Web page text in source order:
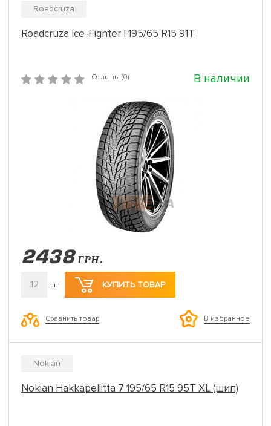
Roadcruza
Roadcruza Ice-Fighter I 195/65 R15 91T
Отзывы (0) В наличии
2438 ГРН.
12 шт КУПИТЬ ТОВАР
Сравнить товар В избранное
Nokian
Nokian Hakkapeliitta 7 195/65 R15 95T XL (шип)